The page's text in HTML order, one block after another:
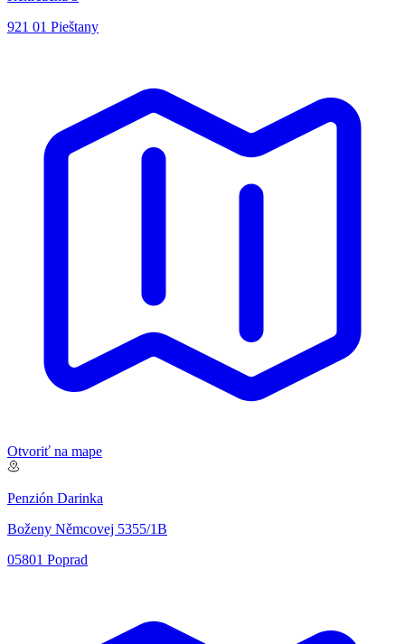
921 01 Pieštany
Otvoriť na mape
Penzión Darinka
Boženy Němcovej 5355/1B
05801 Poprad